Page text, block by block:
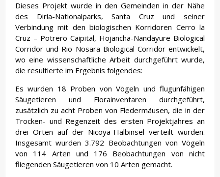
Dieses Projekt wurde in den Gemeinden in der Nähe
des Diría-Nationalparks, Santa Cruz und seiner
Verbindung mit den biologischen Korridoren Cerro la
Cruz – Potrero Caipital, Hojancha-Nandayure Biological
Corridor und Rio Nosara Biological Corridor entwickelt,
wo eine wissenschaftliche Arbeit durchgeführt wurde,
die resultierte im Ergebnis folgendes:
Es wurden 18 Proben von Vögeln und flugunfähigen
Säugetieren und Florainventaren durchgeführt,
zusätzlich zu acht Proben von Fledermäusen, die in der
Trocken- und Regenzeit des ersten Projektjahres an
drei Orten auf der Nicoya-Halbinsel verteilt wurden.
Insgesamt wurden 3.792 Beobachtungen von Vögeln
von 114 Arten und 176 Beobachtungen von nicht
fliegenden Säugetieren von 10 Arten gemacht.